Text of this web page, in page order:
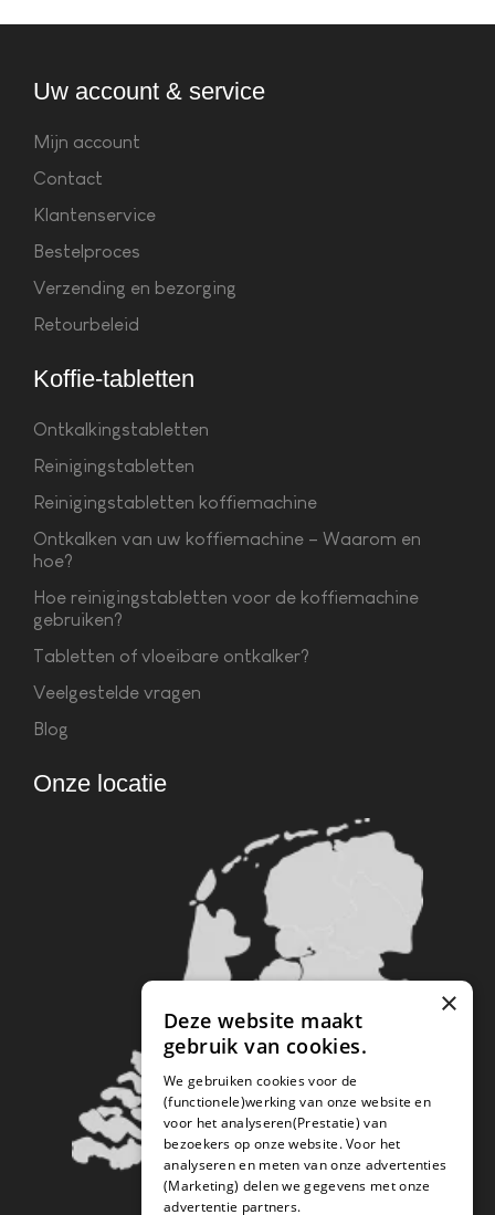
Uw account & service
Mijn account
Contact
Klantenservice
Bestelproces
Verzending en bezorging
Retourbeleid
Koffie-tabletten
Ontkalkingstabletten
Reinigingstabletten
Reinigingstabletten koffiemachine
Ontkalken van uw koffiemachine – Waarom en
hoe?
Hoe reinigingstabletten voor de koffiemachine
gebruiken?
Tabletten of vloeibare ontkalker?
Veelgestelde vragen
Blog
Onze locatie
×
Deze website maakt
gebruik van cookies.
We gebruiken cookies voor de
(functionele)werking van onze website en
voor het analyseren(Prestatie) van
bezoekers op onze website. Voor het
analyseren en meten van onze advertenties
(Marketing) delen we gegevens met onze
advertentie partners.